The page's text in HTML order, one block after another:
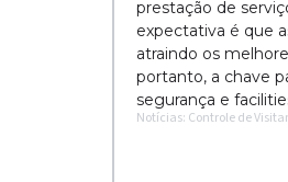
prestação de
expectativa é que
atraindo os
portanto, a chave
segurança e
Notícias: Controle de